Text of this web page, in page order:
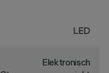
LED
Elektronisch